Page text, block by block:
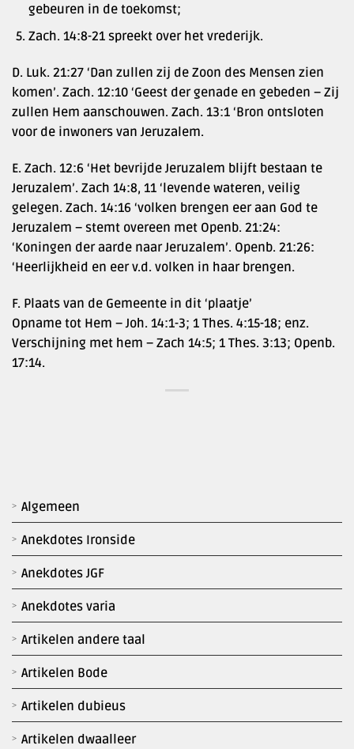
Algemeen
Anekdotes Ironside
Anekdotes JGF
Anekdotes varia
Artikelen andere taal
Artikelen Bode
Artikelen dubieus
Artikelen dwaalleer
gebeuren in de toekomst;
Zach. 14:8-21 spreekt over het vrederijk.
D. Luk. 21:27 ‘Dan zullen zij de Zoon des Mensen zien
komen’. Zach. 12:10 ‘Geest der genade en gebeden – Zij
zullen Hem aanschouwen. Zach. 13:1 ‘Bron ontsloten
voor de inwoners van Jeruzalem.
E. Zach. 12:6 ‘Het bevrijde Jeruzalem blijft bestaan te
Jeruzalem’. Zach 14:8, 11 ‘levende wateren, veilig
gelegen. Zach. 14:16 ‘volken brengen eer aan God te
Jeruzalem – stemt overeen met Openb. 21:24:
‘Koningen der aarde naar Jeruzalem’. Openb. 21:26:
‘Heerlijkheid en eer v.d. volken in haar brengen.
F. Plaats van de Gemeente in dit ‘plaatje’
Opname tot Hem – Joh. 14:1-3; 1 Thes. 4:15-18; enz.
Verschijning met hem – Zach 14:5; 1 Thes. 3:13; Openb.
17:14.